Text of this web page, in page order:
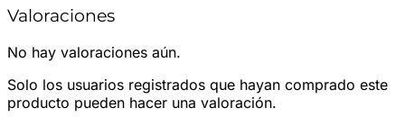
Valoraciones
No hay valoraciones aún.
Solo los usuarios registrados que hayan comprado este
producto pueden hacer una valoración.